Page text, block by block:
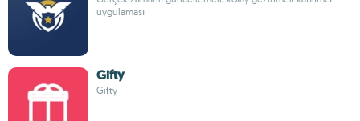
uygulaması
Gifty
Gifty